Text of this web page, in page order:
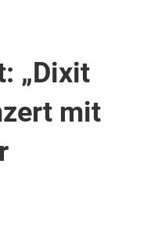
„Dixit
mit